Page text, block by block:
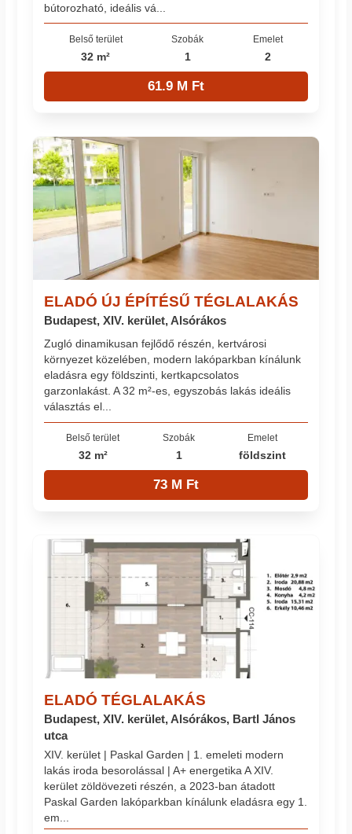
bútorozható, ideális vá...
Belső terület
32 m²
Szobák
1
Emelet
2
61.9 M Ft
ELADÓ ÚJ ÉPÍTÉSŰ TÉGLALAKÁS
Budapest, XIV. kerület, Alsórákos
Zugló dinamikusan fejlődő részén, kertvárosi
környezet közelében, modern lakóparkban kínálunk
eladásra egy földszinti, kertkapcsolatos
garzonlakást. A 32 m²-es, egyszobás lakás ideális
választás el...
Belső terület
32 m²
Szobák
1
Emelet
földszint
73 M Ft
ELADÓ TÉGLALAKÁS
Budapest, XIV. kerület, Alsórákos, Bartl János
utca
XIV. kerület | Paskal Garden | 1. emeleti modern
lakás iroda besorolással | A+ energetika A XIV.
kerület zöldövezeti részén, a 2023-ban átadott
Paskal Garden lakóparkban kínálunk eladásra egy 1.
em...